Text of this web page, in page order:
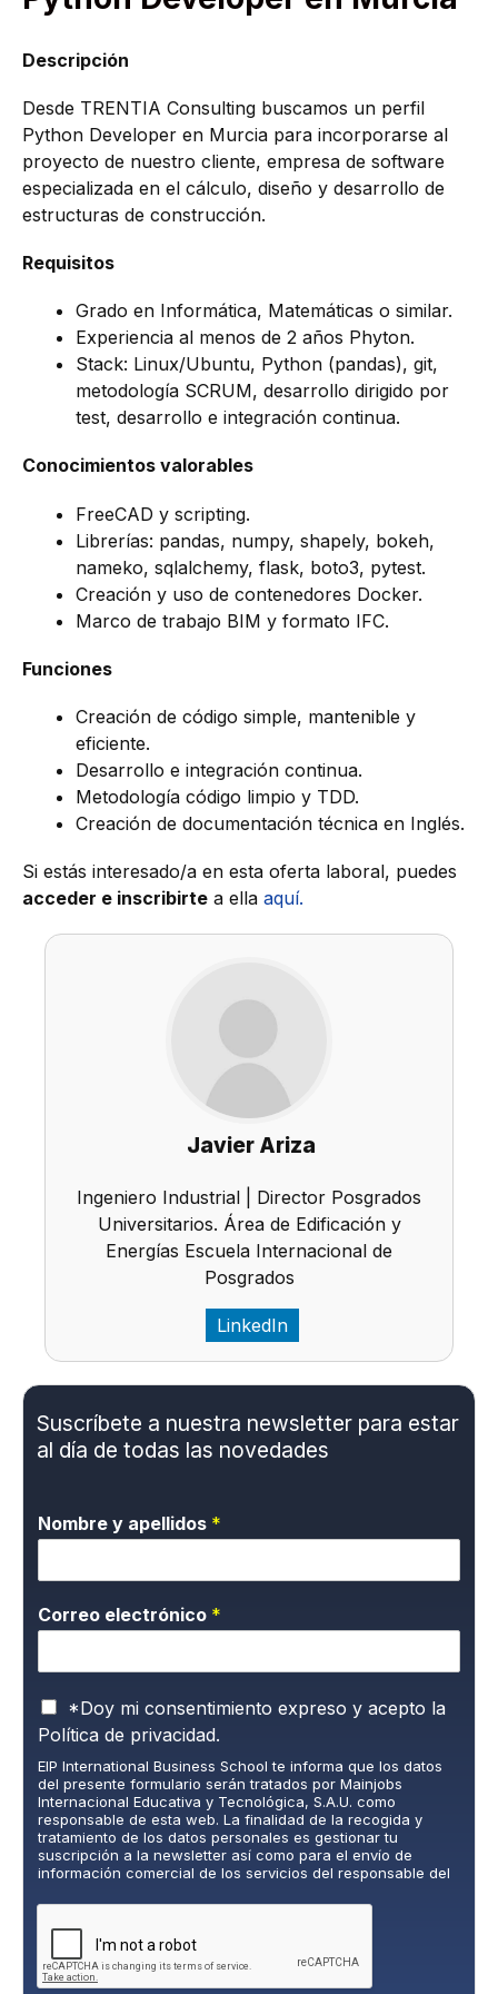
Descripción
Desde TRENTIA Consulting buscamos un perfil
Python Developer en Murcia para incorporarse al
proyecto de nuestro cliente, empresa de software
especializada en el cálculo, diseño y desarrollo de
estructuras de construcción.
Requisitos
Grado en Informática, Matemáticas o similar.
Experiencia al menos de 2 años Phyton.
Stack: Linux/Ubuntu, Python (pandas), git,
metodología SCRUM, desarrollo dirigido por
test, desarrollo e integración continua.
Conocimientos valorables
FreeCAD y scripting.
Librerías: pandas, numpy, shapely, bokeh,
nameko, sqlalchemy, flask, boto3, pytest.
Creación y uso de contenedores Docker.
Marco de trabajo BIM y formato IFC.
Funciones
Creación de código simple, mantenible y
eficiente.
Desarrollo e integración continua.
Metodología código limpio y TDD.
Creación de documentación técnica en Inglés.
Si estás interesado/a en esta oferta laboral, puedes
acceder e inscribirte a ella aquí.
Javier Ariza
Ingeniero Industrial | Director Posgrados
Universitarios. Área de Edificación y
Energías Escuela Internacional de
Posgrados
LinkedIn
Suscríbete a nuestra newsletter para estar
al día de todas las novedades
Nombre y apellidos *
Correo electrónico *
P
o
í
t
i
c
a
d
e
*Doy mi consentimiento expreso y acepto la
Política de privacidad.
EIP International Business School te informa que los datos
del presente formulario serán tratados por Mainjobs
Internacional Educativa y Tecnológica, S.A.U. como
responsable de esta web. La finalidad de la recogida y
tratamiento de los datos personales es gestionar tu
suscripción a la newsletter así como para el envío de
información comercial de los servicios del responsable del
del/a interesado/a. No se cederán datos a terceros, salvo
obligación legal. Podrás ejercer tus derechos de acceso,
rectificación, limitación y supresión de los datos en
cumplimiento@grupomainjobs.com
, así como el derecho a
presentar una reclamación ante la autoridad de control.